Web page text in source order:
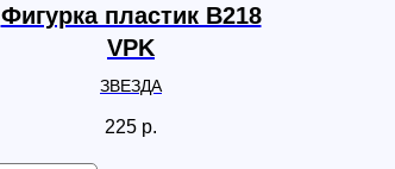
Фигурка пластик B218
VPK
ЗВЕЗДА
225 р.